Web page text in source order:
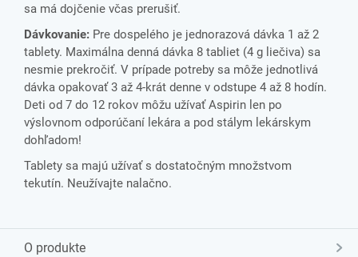
sa má dojčenie včas prerušiť.
Dávkovanie: Pre dospelého je jednorazová dávka 1 až 2
tablety. Maximálna denná dávka 8 tabliet (4 g liečiva) sa
nesmie prekročiť. V prípade potreby sa môže jednotlivá
dávka opakovať 3 až 4-krát denne v odstupe 4 až 8 hodín.
Deti od 7 do 12 rokov môžu užívať Aspirin len po
výslovnom odporúčaní lekára a pod stálym lekárskym
dohľadom!
Tablety sa majú užívať s dostatočným množstvom
tekutín. Neužívajte nalačno.
O produkte